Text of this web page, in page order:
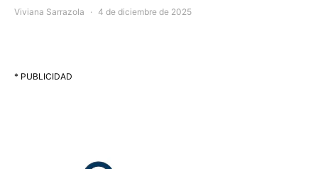
Viviana Sarrazola 4 de diciembre de 2025
* PUBLICIDAD